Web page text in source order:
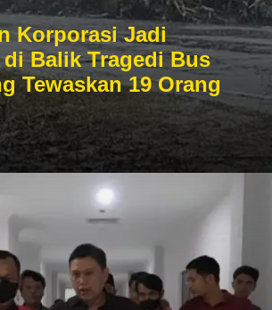
Korporasi Jadi
Balik Tragedi Bus
Tewaskan 19 Orang